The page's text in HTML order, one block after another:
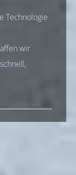
Technologie
wir